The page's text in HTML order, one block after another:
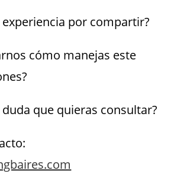
experiencia por compartir?
cómo manejas este
duda que quieras consultar?